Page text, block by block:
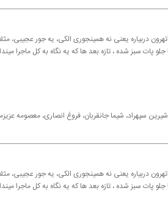
دربیاره یعنی نه همینجوری الكی، یه جور عجیبی،
پات سبز شده ، تازه بعد ها كه یه نگاه به كل ماجرا
شیرین سپهراد، شیما جانقربان، فروغ انصاری، معصومه
دربیاره یعنی نه همینجوری الكی، یه جور عجیبی،
پات سبز شده ، تازه بعد ها كه یه نگاه به كل ماجرا